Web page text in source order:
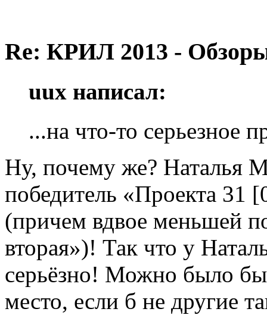
Re: КРИЛ 2013 -
uux написал:
...на что-то серьезное
Ну, почему же? Наталья
победитель «Проекта 31
(причем вдвое меньшей
вторая»)! Так что у
серьёзно! Можно было бы
место, если б не другие